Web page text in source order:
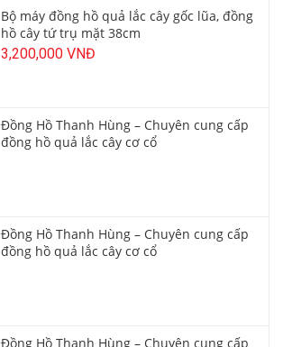
Bộ máy đồng hồ quả lắc cây gốc lũa, đồng
hồ cây tứ trụ mặt 38cm
3,200,000 VNĐ
Đồng Hồ Thanh Hùng – Chuyên cung cấp
đồng hồ quả lắc cây cơ cổ
Đồng Hồ Thanh Hùng – Chuyên cung cấp
đồng hồ quả lắc cây cơ cổ
Đồng Hồ Thanh Hùng – Chuyên cung cấp